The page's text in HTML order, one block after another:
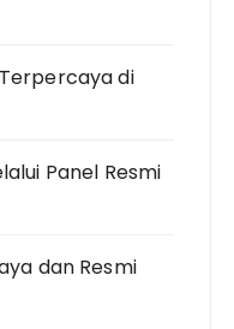
di
Panel Resmi
dan Resmi